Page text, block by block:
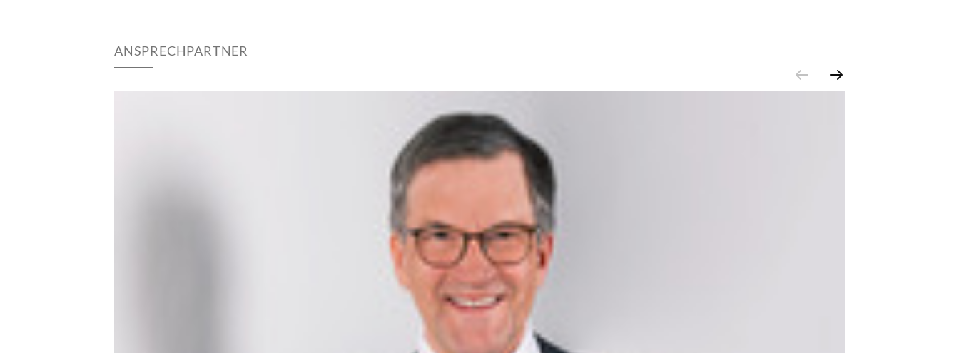
ANSPRECHPARTNER